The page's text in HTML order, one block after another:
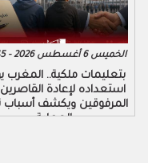
الخميس 6 أغسطس 2026 - 22:45
بتعليمات ملكية.. المغرب
استعداده لإعادة
المرفوقين ويكشف أسباب
العملية